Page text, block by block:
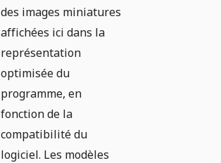
des images miniatures
affichées ici dans la
représentation
optimisée du
programme, en
fonction de la
compatibilité du
logiciel. Les modèles